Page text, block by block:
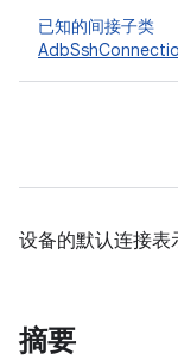
已知的间接子类
设备的默认连接表
摘要